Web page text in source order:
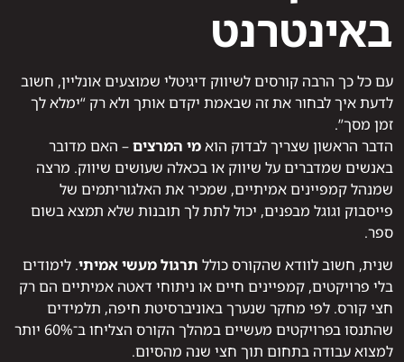
באינטרנט
עם כל כך הרבה קורסים לשיווק דיגיטלי שמוצעים אונליין, חשוב
לדעת איך לבחור את זה שבאמת יקדם אותך ולא רק “ימלא לך
זמן מסך”.
הדבר הראשון שצריך לבדוק הואמי המרצים– האם מדובר
באנשים שמדברים על שיווק או בכאלה שעושים שיווק. מרצה
שמנהל קמפיינים אמיתיים, שמכיר את האלגוריתמים של
פייסבוק וגוגל מבפנים, יכול לתת לך תובנות שלא תמצא בשום
ספר.
שנית, חשוב לוודא שהקורס כולל תרגול מעשי אמיתי. לימודים
בלי פרויקטים, קמפיינים חיים או ניתוחי דאטה אמיתיים הם רק
חצי קורס. לפי מחקר שנערך באוניברסיטת חיפה, תלמידים
שהתנסו בפרויקטים מעשיים במהלך הקורס הצליחו ב־60% יותר
למצוא עבודה בתחום תוך חצי שנה מהסיום.